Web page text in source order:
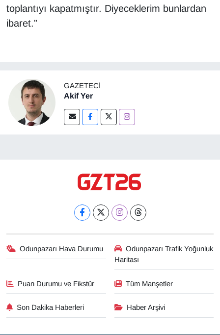
toplantıyı kapatmıştır. Diyeceklerim bunlardan
ibaret.”
GAZETECI
Akif Yer
Odunpazarı Hava Durumu
Odunpazarı Trafik Yoğunluk
Haritası
Puan Durumu ve Fikstür Tüm Manşetler
Son Dakika Haberleri Haber Arşivi